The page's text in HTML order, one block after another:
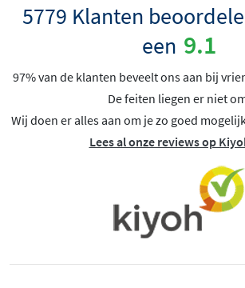
5779 Klanten
een 9.1
97% van de klanten beveelt ons aan bij
De feiten liegen er niet
Wij doen er alles aan om je zo goed
Lees al onze reviews op